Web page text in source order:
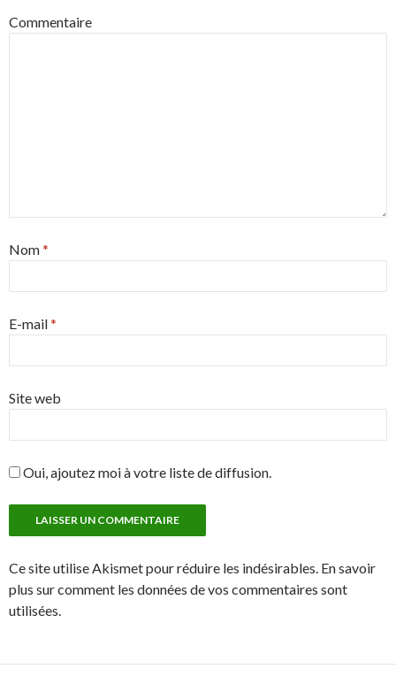
Commentaire
Nom*
E-mail*
Site web
Oui, ajoutez moi à votre liste de diffusion.
Ce site utilise Akismet pour réduire les indésirables. En savoir
plus sur comment les données de vos commentaires sont
utilisées.